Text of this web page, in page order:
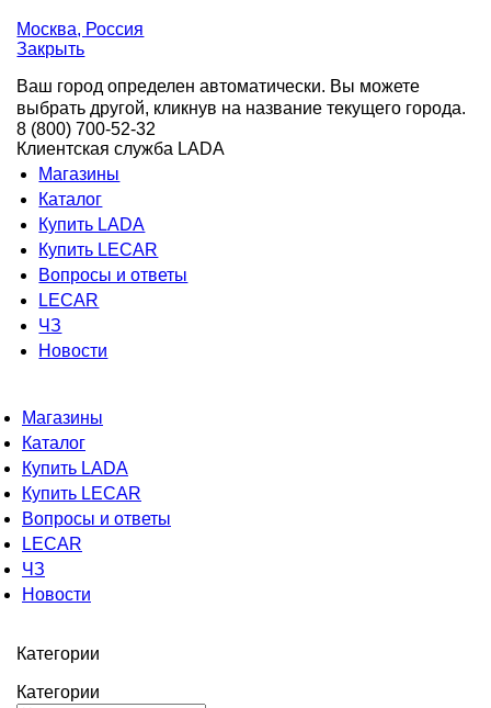
Москва, Россия
Закрыть
Ваш город определен автоматически. Вы можете
выбрать другой, кликнув на название текущего города.
8 (800) 700-52-32
Клиентская служба LADA
Магазины
Каталог
Купить LADA
Купить LECAR
Вопросы и ответы
LECAR
ЧЗ
Новости
Магазины
Каталог
Купить LADA
Купить LECAR
Вопросы и ответы
LECAR
ЧЗ
Новости
Категории
Категории